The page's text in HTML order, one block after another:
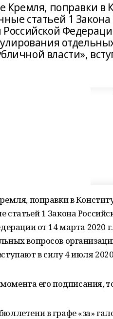
Кремля, поправки в
статьей 1 Закона
власти»,
поправки в
1 Закона
от 14 марта 2020
вопросов
в силу 4 июля
его подписания,
в графе «за»